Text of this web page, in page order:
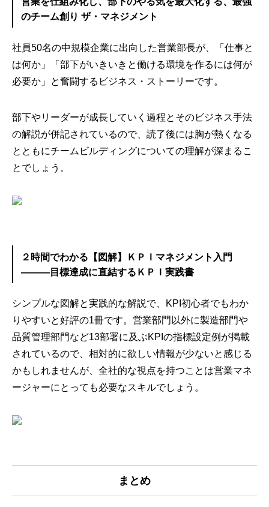
のチーム創り ザ・マネジメント
社員50名の中規模企業に出向した営業部長が、「仕事と
は何か」「部下がいきいきと働ける環境を作るには何が
必要か」と奮闘するビジネス・ストーリーです。
部下やリーダーが成長していく過程とそのビジネス手法
の解説が併記されているので、読了後には胸が熱くなる
とともにチームビルディングについての理解が深まるこ
とでしょう。
２時間でわかる【図解】ＫＰＩマネジメント入門
―――目標達成に直結するＫＰＩ実践書
シンプルな図解と実践的な解説で、KPI初心者でもわか
りやすいと好評の1冊です。営業部門以外に製造部門や
品質管理部門など13部署に及ぶKPIの指標設定例が掲載
されているので、相対的に欲しい情報が少ないと感じる
かもしれませんが、全社的な視点を持つことは営業マネ
ージャーにとっても必要なスキルでしょう。
まとめ